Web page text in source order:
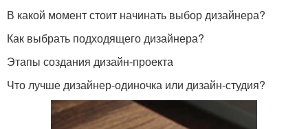
В какой момент стоит начинать выбор дизайнера?
Как выбрать подходящего дизайнера?
Этапы создания дизайн-проекта
Что лучше дизайнер-одиночка или дизайн-студия?